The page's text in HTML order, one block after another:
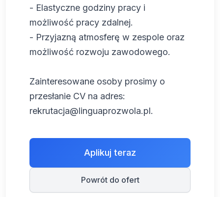
- Elastyczne godziny pracy i
możliwość pracy zdalnej.
- Przyjazną atmosferę w zespole oraz
możliwość rozwoju zawodowego.
Zainteresowane osoby prosimy o
przesłanie CV na adres:
rekrutacja@linguaprozwola.pl.
Aplikuj teraz
Powrót do ofert